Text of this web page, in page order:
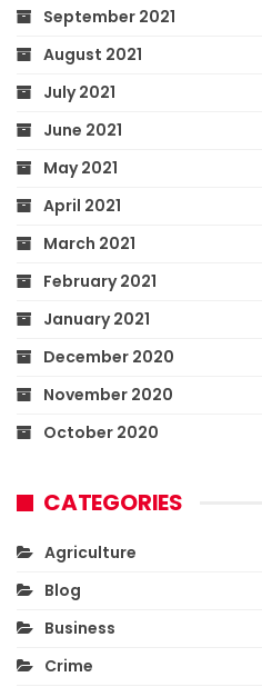
September 2021
August 2021
July 2021
June 2021
May 2021
April 2021
March 2021
February 2021
January 2021
December 2020
November 2020
October 2020
CATEGORIES
Agriculture
Blog
Business
Crime